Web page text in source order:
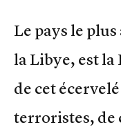
Le pays le
la Libye, est la
de cet
terroristes, de